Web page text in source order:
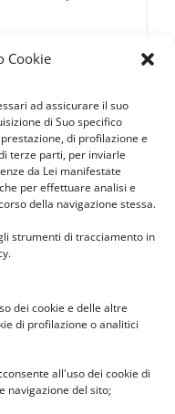
Cookie
ad assicurare il suo
di Suo specifico
di profilazione e
terze parti, per inviarle
da Lei manifestate
per effettuare analisi e
della navigazione stessa.
strumenti di tracciamento in
dei cookie e delle altre
di profilazione o analitici
all'uso dei cookie di
navigazione del sito;
Frugone 2024
Infanzia
di Istituto